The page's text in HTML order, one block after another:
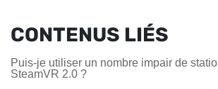
CONTENUS LIÉS
Puis-je utiliser un nombre impair de
SteamVR 2.0 ?